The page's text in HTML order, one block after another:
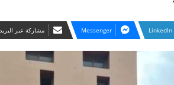
LinkedIn
Messenger مشاركة عبر البريد